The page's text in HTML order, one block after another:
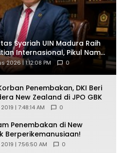
Syariah UIN Madura Raih
Internasional, Pikul Nama
Global
2026 | 1:12:08 PM 0
Penembakan, DKI Beri
New Zealand di JPO GBK
| 7:48:14 AM 0
Penembakan di New
Berperikemanusiaan!
| 7:56:50 AM 0